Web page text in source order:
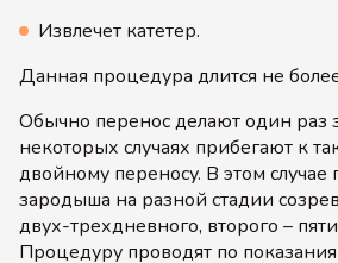
Извлечет катетер.
Данная процедура длится не
Обычно перенос делают один раз
некоторых случаях прибегают к
двойному переносу. В этом
зародыша на разной стадии
двух-трехдневного, второго –
Процедуру проводят по